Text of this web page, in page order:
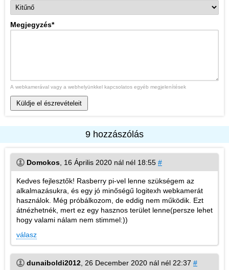
Megjegyzés*
A webkamerával vagy a webhelyünkkel kapcsolatos egyéb megjelenítések
Küldje el észrevételeit
9 hozzászólás
Domokos 16 Április 2020 nál nél 18:55 #
Kedves fejlesztők! Rasberry pi-vel lenne szükségem az
alkalmazásukra, és egy jó minőségű logitexh webkamerát
használok. Még próbálkozom, de eddig nem működik. Ezt
átnézhetnék, mert ez egy hasznos terület lenne(persze lehet
hogy valami nálam nem stimmel:))
válasz
dunaiboldi2012 26 December 2020 nál nél 22:37 #